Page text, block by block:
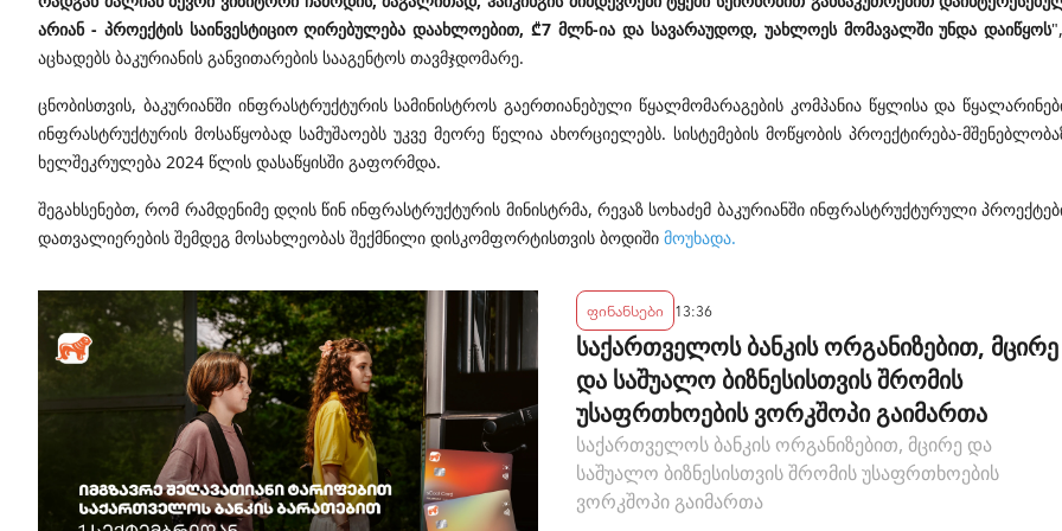
არიან - პროექტის საინვესტიციო ღირებულება დაახლოებით, ₾7 მლნ-ია და სავარაუდოდ, უახლოეს მომავალში უნდა დაიწყოს
აცხადებს ბაკურიანის განვითარების სააგენტოს თავმჯდომარე.
ცნობისთვის, ბაკურიანში ინფრასტრუქტურის სამინისტროს გაერთიანებული წყალმომარაგების კომპანია წყლისა და
ინფრასტრუქტურის მოსაწყობად სამუშაოებს უკვე მეორე წელია ახორციელებს. სისტემების მოწყობის პროექტირება-
ხელშეკრულება 2024 წლის დასაწყისში გაფორმდა.
შეგახსენებთ, რომ რამდენიმე დღის წინ ინფრასტრუქტურის მინისტრმა, რევაზ სოხაძემ ბაკურიანში ინფრასტრუქტურული
დათვალიერების შემდეგ მოსახლეობას შექმნილი დისკომფორტისთვის ბოდიში მოუხადა.
ფინანსები 13:36
საქართველოს ბანკის ორგანიზებით, მცირე
და საშუალო ბიზნესისთვის შრომის
უსაფრთხოების ვორკშოპი გაიმართა
საქართველოს ბანკის ორგანიზებით, მცირე და
საშუალო ბიზნესისთვის შრომის უსაფრთხოების
ვორკშოპი გაიმართა